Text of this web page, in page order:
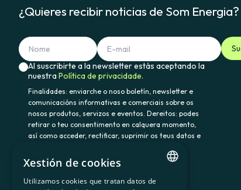
¿Quieres recibir noticias de Som Energia?
Al suscribirte a la newsletter estás aceptando la
nuestraPolítica de privacidade.
Finalidades: enviarche o noso boletín, newsletter e
comunicacións informativas e comerciais sobre os
nosos produtos, servizos e eventos. Dereitos: podes
retirar o teu consentimento en calquera momento,
así como acceder, rectificar, suprimir os teus datos e
datos.com. Información adicional:
Política de
privacidade.
CATALAN
Xestión de cookies
Utilizamos cookies que tratan datos de